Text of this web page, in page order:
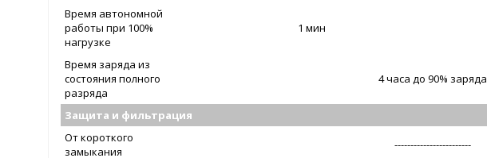
Время автономной
работы при 100%
нагрузке
1 мин
Время заряда из
состояния полного
разряда
4 часа до 90% заряда
Защита и фильтрация
От короткого
замыкания
------------------------